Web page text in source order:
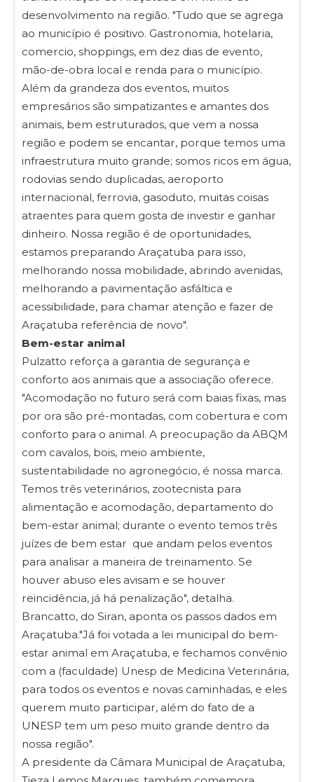
desenvolvimento na região. "Tudo que se agrega
ao município é positivo. Gastronomia, hotelaria,
comercio, shoppings, em dez dias de evento,
mão-de-obra local e renda para o município.
Além da grandeza dos eventos, muitos
empresários são simpatizantes e amantes dos
animais, bem estruturados, que vem a nossa
região e podem se encantar, porque temos uma
infraestrutura muito grande; somos ricos em água,
rodovias sendo duplicadas, aeroporto
internacional, ferrovia, gasoduto, muitas coisas
atraentes para quem gosta de investir e ganhar
dinheiro. Nossa região é de oportunidades,
estamos preparando Araçatuba para isso,
melhorando nossa mobilidade, abrindo avenidas,
melhorando a pavimentação asfáltica e
acessibilidade, para chamar atenção e fazer de
Araçatuba referência de novo".
Bem-estar animal
Pulzatto reforça a garantia de segurança e
conforto aos animais que a associação oferece.
"Acomodação no futuro será com baias fixas, mas
por ora são pré-montadas, com cobertura e com
conforto para o animal. A preocupação da ABQM
com cavalos, bois, meio ambiente,
sustentabilidade no agronegócio, é nossa marca.
Temos três veterinários, zootecnista para
alimentação e acomodação, departamento do
bem-estar animal; durante o evento temos três
juízes de bem estar que andam pelos eventos
para analisar a maneira de treinamento. Se
houver abuso eles avisam e se houver
reincidência, já há penalização", detalha.
Brancatto, do Siran, aponta os passos dados em
Araçatuba."Já foi votada a lei municipal do bem-
estar animal em Araçatuba, e fechamos convênio
com a (faculdade) Unesp de Medicina Veterinária,
para todos os eventos e novas caminhadas, e eles
querem muito participar, além do fato de a
UNESP tem um peso muito grande dentro da
nossa região".
A presidente da Câmara Municipal de Araçatuba,